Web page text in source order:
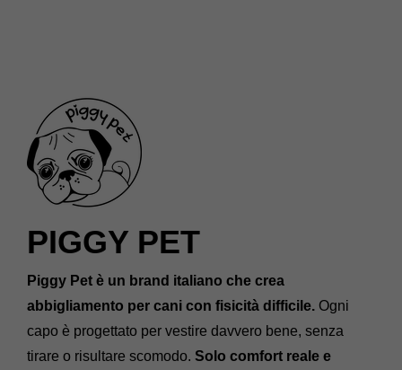
PIGGY PET
Piggy Pet è un brand italiano che crea
abbigliamento per cani con fisicità difficile. Ogni
capo è progettato per vestire davvero bene, senza
tirare o risultare scomodo. Solo comfort reale e